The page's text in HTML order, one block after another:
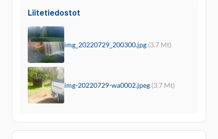
Liitetiedostot
img_20220729_200300.jpg (3.7 Mt)
img-20220729-wa0002.jpeg (3.7 Mt)